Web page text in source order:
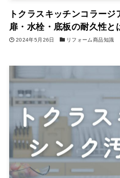
トクラスキッチンコラー
扉・水栓・底板の耐久性と
2024年5月26日 リフォーム商品知識